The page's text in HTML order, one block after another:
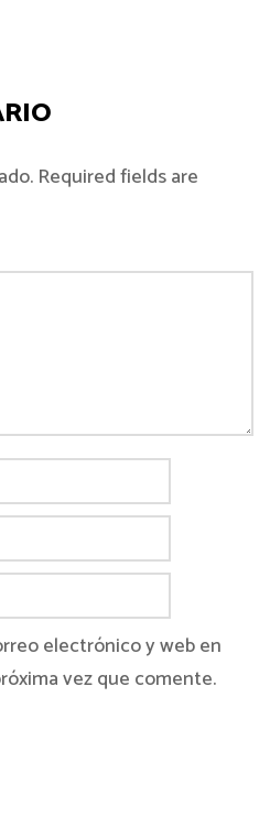
Required fields are
electrónico y web en
vez que comente.